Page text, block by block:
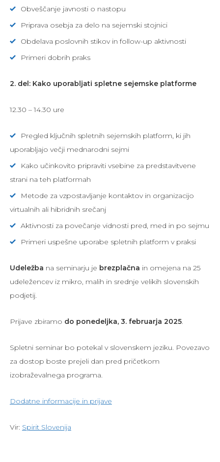
Obveščanje javnosti o nastopu
Priprava osebja za delo na sejemski stojnici
Obdelava poslovnih stikov in follow-up aktivnosti
Primeri dobrih praks
2. del: Kako uporabljati spletne sejemske platforme
12.30 – 14.30 ure
Pregled ključnih spletnih sejemskih platform, ki jih
uporabljajo večji mednarodni sejmi
Kako učinkovito pripraviti vsebine za predstavitvene
strani na teh platformah
Metode za vzpostavljanje kontaktov in organizacijo
virtualnih ali hibridnih srečanj
Aktivnosti za povečanje vidnosti pred, med in po sejmu
Primeri uspešne uporabe spletnih platform v praksi
Udeležba na seminarju je brezplačna in omejena na 25
udeležencev iz mikro, malih in srednje velikih slovenskih
podjetij.
Prijave zbiramo do ponedeljka, 3. februarja 2025.
Spletni seminar bo potekal v slovenskem jeziku. Povezavo
za dostop boste prejeli dan pred pričetkom
izobraževalnega programa.
Dodatne informacije in prijave
Vir: Spirit Slovenija